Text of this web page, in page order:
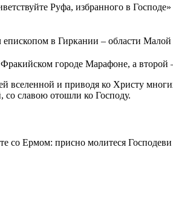
Руфа, избранного в Господе»
епископом в Гиркании – области
городе Марафоне, а второй
вселенной и приводя ко Христу
славою отошли ко Господу.
со Ермом: присно молитеся